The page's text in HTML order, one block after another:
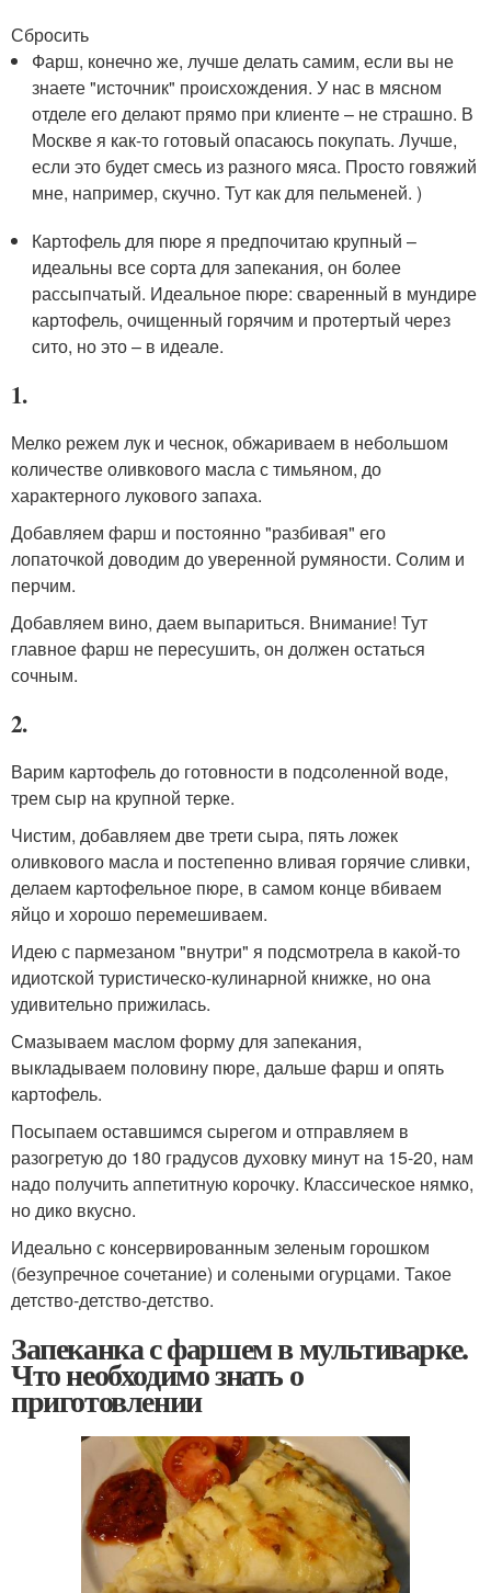
Сбросить
Фарш, конечно же, лучше делать самим, если вы не
знаете "источник" происхождения. У нас в мясном
отделе его делают прямо при клиенте – не страшно. В
Москве я как-то готовый опасаюсь покупать. Лучше,
если это будет смесь из разного мяса. Просто говяжий
мне, например, скучно. Тут как для пельменей. )
Картофель для пюре я предпочитаю крупный –
идеальны все сорта для запекания, он более
рассыпчатый. Идеальное пюре: сваренный в мундире
картофель, очищенный горячим и протертый через
сито, но это – в идеале.
1.
Мелко режем лук и чеснок, обжариваем в небольшом
количестве оливкового масла с тимьяном, до
характерного лукового запаха.
Добавляем фарш и постоянно "разбивая" его
лопаточкой доводим до уверенной румяности. Солим и
перчим.
Добавляем вино, даем выпариться. Внимание! Тут
главное фарш не пересушить, он должен остаться
сочным.
2.
Варим картофель до готовности в подсоленной воде,
трем сыр на крупной терке.
Чистим, добавляем две трети сыра, пять ложек
оливкового масла и постепенно вливая горячие сливки,
делаем картофельное пюре, в самом конце вбиваем
яйцо и хорошо перемешиваем.
Идею с пармезаном "внутри" я подсмотрела в какой-то
идиотской туристическо-кулинарной книжке, но она
удивительно прижилась.
Смазываем маслом форму для запекания,
выкладываем половину пюре, дальше фарш и опять
картофель.
Посыпаем оставшимся сырегом и отправляем в
разогретую до 180 градусов духовку минут на 15-20, нам
надо получить аппетитную корочку. Классическое нямко,
но дико вкусно.
Идеально с консервированным зеленым горошком
(безупречное сочетание) и солеными огурцами. Такое
детство-детство-детство.
Запеканка с фаршем в мультиварке.
Что необходимо знать о
приготовлении